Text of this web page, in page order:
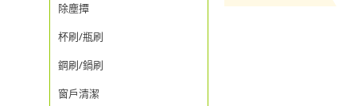
除塵撢
杯刷/瓶刷
鋼刷/鍋刷
窗戶清潔